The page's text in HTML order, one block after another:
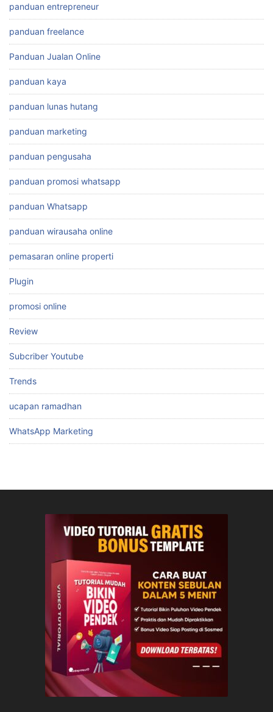
panduan entrepreneur
panduan freelance
Panduan Jualan Online
panduan kaya
panduan lunas hutang
panduan marketing
panduan pengusaha
panduan promosi whatsapp
panduan Whatsapp
panduan wirausaha online
pemasaran online properti
Plugin
promosi online
Review
Subcriber Youtube
Trends
ucapan ramadhan
WhatsApp Marketing